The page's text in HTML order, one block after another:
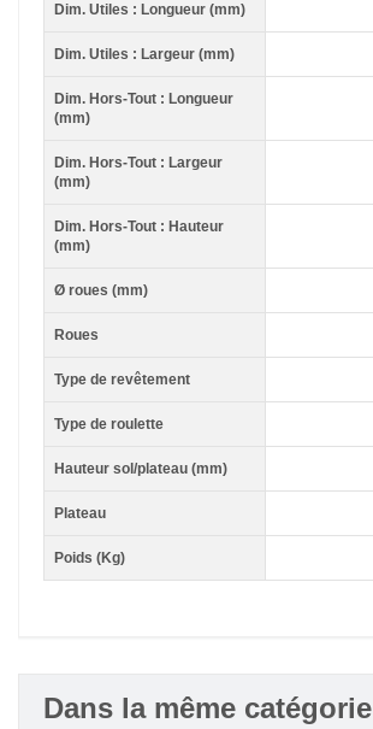
Dim. Utiles : Longueur (mm)
Dim. Utiles : Largeur (mm)
Dim. Hors-Tout : Longueur
(mm)
Dim. Hors-Tout : Largeur
(mm)
Dim. Hors-Tout : Hauteur
(mm)
Ø roues (mm)
Roues
Type de revêtement
Type de roulette
Hauteur sol/plateau (mm)
Plateau
Poids (Kg)
Dans la même catégorie